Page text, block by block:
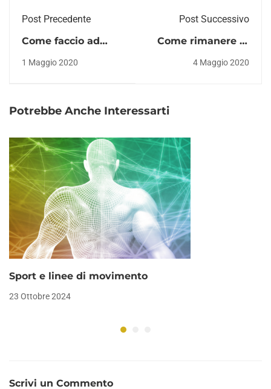
Post Precedente
Come faccio ad
iniziare a correre?
1 Maggio 2020
Post Successivo
Come rimanere in
forma in
4 Maggio 2020
Potrebbe Anche Interessarti
Sport e linee di movimento
23 Ottobre 2024
Scrivi un Commento